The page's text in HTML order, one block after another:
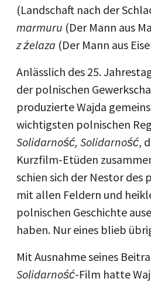
(Landschaft nach der
marmuru (Der Mann aus
z żelaza (Der Mann aus
Anlässlich des 25.
der polnischen
produzierte Wajda
wichtigsten polnischen
Solidarność, Solidarność,
Kurzfilm-Etüden
schien sich der Nestor des
mit allen Feldern und
polnischen Geschichte
haben. Nur eines blieb
Mit Ausnahme seines
Solidarność-Film hatte